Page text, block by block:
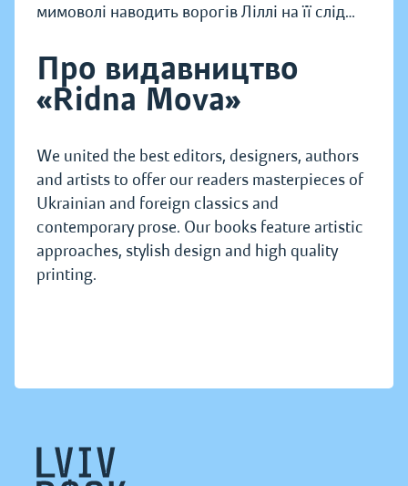
мимоволі наводить ворогів Ліллі на її слід…
Про видавництво
«Ridna Mova»
We united the best editors, designers, authors
and artists to offer our readers masterpieces of
Ukrainian and foreign classics and
contemporary prose. Our books feature artistic
approaches, stylish design and high quality
printing.